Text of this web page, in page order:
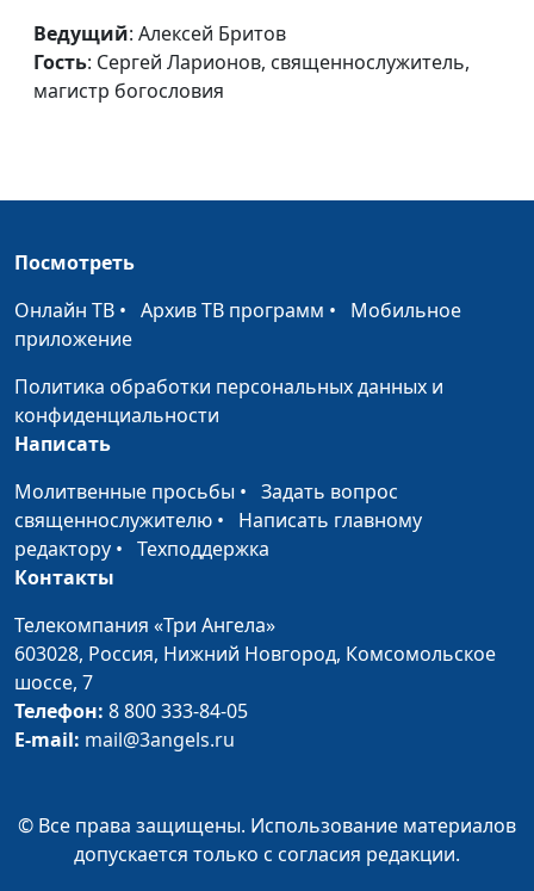
теологии, религиовед
Быть
довольным
Алексей Бритов, Джобир
судном дне
Исмаилович Исхаков, магистр
Признаки
последнего
времени
Алексей Бритов, Джобир
Исмаилович Исхаков, магистр
Адам и Иса
(Иисус)
Алексей Бритов, Джобир
Исмаилович Исхаков, магистр
теологии, религиовед
Коран о Библии
Исмаилович Исхаков, магистр
теологии, религиовед
Новозаветные
пророки в
Алексей Бритов, Джобир
Исмаилович Исхаков, магистр
Сходства
Библии и
Алексей Бритов, Джобир
Исмаилович Исхаков, магистр
#17
Ведущий: Алексей Бритов
Гость: Сергей Ларионов, священнослужитель,
магистр богословия
Посмотреть
Онлайн ТВ • Архив ТВ программ • Мобильное
приложение
Политика обработки персональных данных и
конфиденциальности
Написать
Молитвенные просьбы • Задать вопрос
священнослужителю • Написать главному
редактору • Техподдержка
Контакты
Телекомпания «Три Ангела»
603028, Россия, Нижний Новгород, Комсомольское
шоссе, 7
Телефон: 8 800 333-84-05
E-mail: mail@3angels.ru
© Все права защищены. Использование материалов
допускается только с согласия редакции.